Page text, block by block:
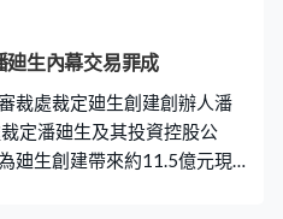
廸生內幕交易罪成
裁處裁定廸生創建創辦人潘
定潘廸生及其投資控股公
廸生創建帶來約11.5億元現